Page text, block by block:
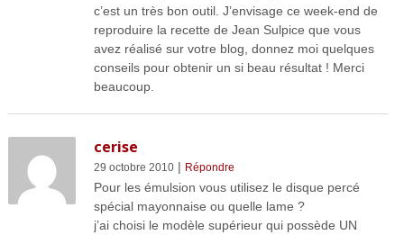
c’est un très bon outil. J’envisage ce week-end de
reproduire la recette de Jean Sulpice que vous
avez réalisé sur votre blog, donnez moi quelques
conseils pour obtenir un si beau résultat ! Merci
beaucoup.
cerise
29 octobre 2010| Répondre
Pour les émulsion vous utilisez le disque percé
spécial mayonnaise ou quelle lame ?
j’ai choisi le modèle supérieur qui possède UN